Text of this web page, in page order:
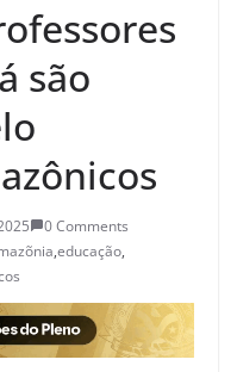
são
0 Comments
,educação,